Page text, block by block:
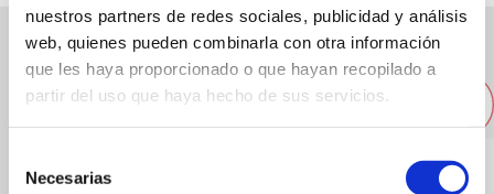
nuestros partners de redes sociales, publicidad y análisis
web, quienes pueden combinarla con otra información
que les haya proporcionado o que hayan recopilado a
partir del uso que haya hecho de sus servicios.
Necesarias
Other nearby restaurants